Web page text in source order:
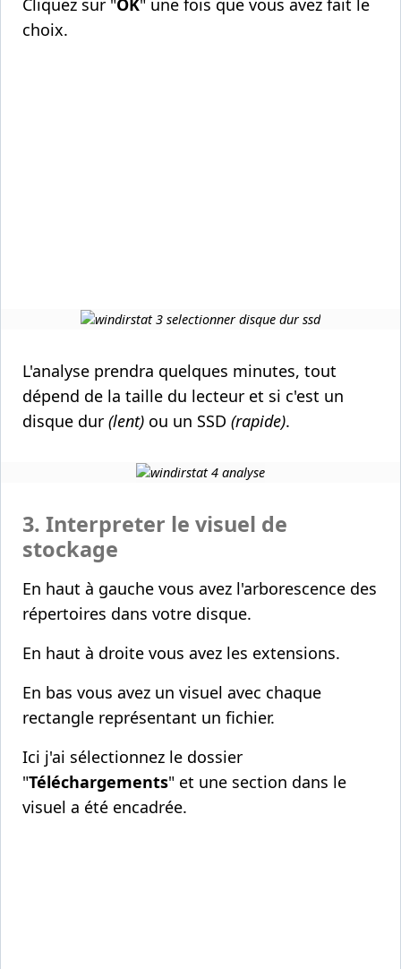
Cliquez sur "OK" une fois que vous avez fait le
choix.
L'analyse prendra quelques minutes, tout
dépend de la taille du lecteur et si c'est un
disque dur (lent) ou un SSD (rapide).
3. Interpreter le visuel de
stockage
En haut à gauche vous avez l'arborescence des
répertoires dans votre disque.
En haut à droite vous avez les extensions.
En bas vous avez un visuel avec chaque
rectangle représentant un fichier.
Ici j'ai sélectionnez le dossier
"Téléchargements" et une section dans le
visuel a été encadrée.